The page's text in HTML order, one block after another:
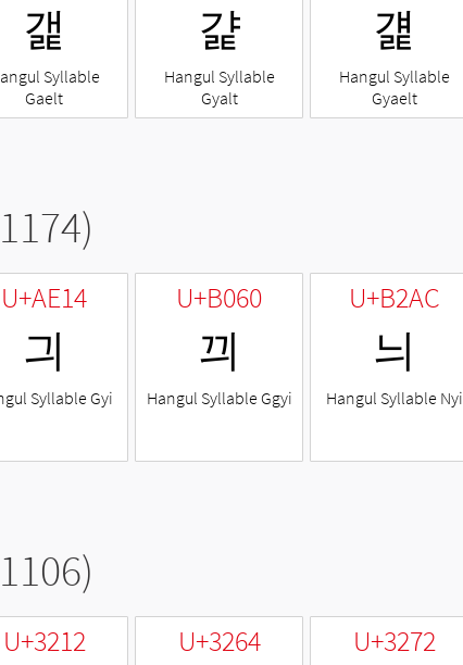
갩
Syllable
Gaelt
걅
Hangul Syllable
Gyalt
걡
Hangul Syllable
Gyaelt
U+AE14
긔
Syllable Gyi
U+B060
끠
Hangul Syllable Ggyi
U+B2AC
늬
Hangul Syllable Nyi
U+3212 U+3264 U+3272